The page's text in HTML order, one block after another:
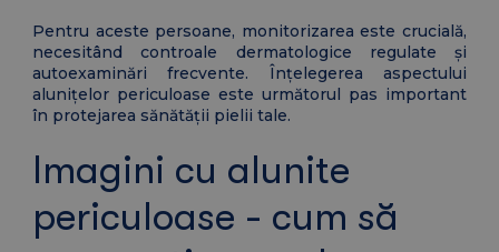
Pentru aceste persoane, monitorizarea este crucială,
necesitând controale dermatologice regulate și
autoexaminări frecvente. Înțelegerea aspectului
alunițelor periculoase este următorul pas important
în protejarea sănătății pielii tale.
Imagini cu alunite
periculoase - cum să